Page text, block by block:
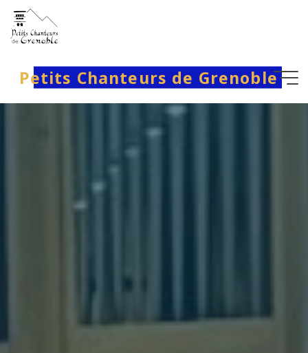
contenu
Petits Chanteurs de Grenoble